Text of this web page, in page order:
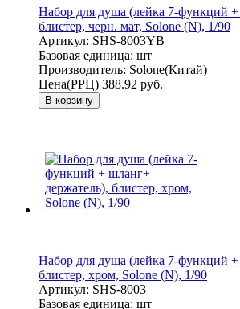
Набор для душа (лейка 7-функций
блистер, черн. мат, Solone (N), 1/90
Артикул: SHS-8003YB
Базовая единица: шт
Производитель: Solone(Китай)
Цена(РРЦ) 388.92 руб.
В корзину
Набор для душа (лейка 7-функций
блистер, хром, Solone (N), 1/90
Артикул: SHS-8003
Базовая единица: шт